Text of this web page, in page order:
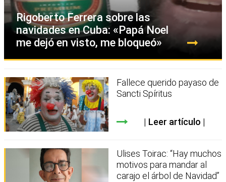
Rigoberto Ferrera sobre las
navidades en Cuba: «Papá Noel
me dejó en visto, me bloqueó»
Fallece querido payaso de
Sancti Spíritus
Leer artículo
Ulises Toirac: “Hay muchos
motivos para mandar al
carajo el árbol de Navidad”